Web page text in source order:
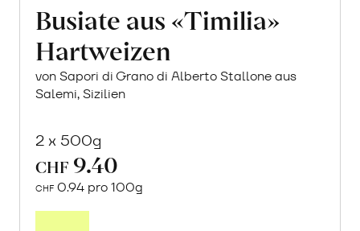
Busiate aus «Timilia»
Hartweizen
von Sapori di Grano di Alberto Stallone aus
Salemi, Sizilien
2 x 500g
CHF 9.40
CHF 0.94 pro 100g